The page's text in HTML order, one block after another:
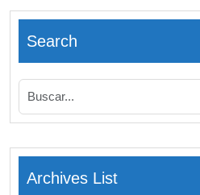
Search
Archives List